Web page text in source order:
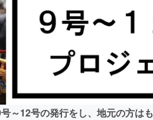
～12号の発行をし、地元の方は